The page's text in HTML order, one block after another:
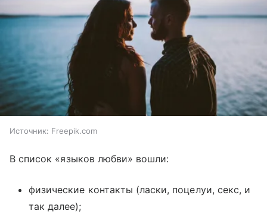
Источник: Freepik.com
В список «языков любви» вошли:
физические контакты (ласки, поцелуи, секс, и
так далее);